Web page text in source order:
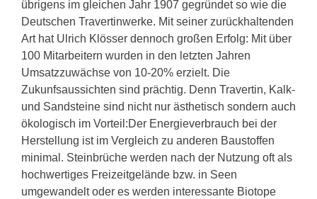
übrigens im gleichen Jahr 1907 gegründet so wie die
Deutschen Travertinwerke. Mit seiner zurückhaltenden
Art hat Ulrich Klösser dennoch großen Erfolg: Mit über
100 Mitarbeitern wurden in den letzten Jahren
Umsatzzuwächse von 10-20% erzielt. Die
Zukunfsaussichten sind prächtig. Denn Travertin, Kalk-
und Sandsteine sind nicht nur ästhetisch sondern auch
ökologisch im Vorteil:Der Energieverbrauch bei der
Herstellung ist im Vergleich zu anderen Baustoffen
minimal. Steinbrüche werden nach der Nutzung oft als
hochwertiges Freizeitgelände bzw. in Seen
umgewandelt oder es werden interessante Biotope